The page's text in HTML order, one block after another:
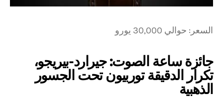
السعر: حوالي 30,000 يورو
جائزة ساعة الصوت: جيرارد-بيريجو،
تكرار الدقيقة توربيون تحت الجسور
الذهبية